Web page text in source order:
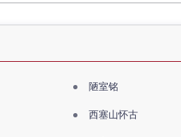
陋室铭
西塞山怀古